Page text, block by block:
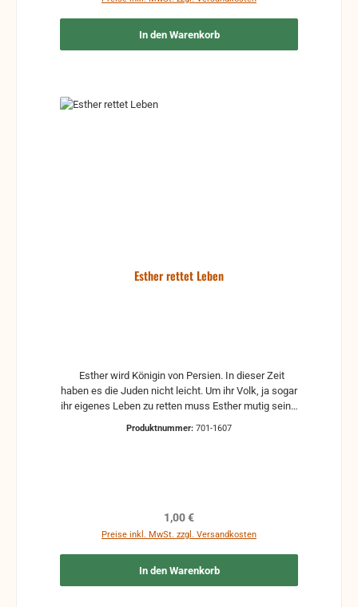
In den Warenkorb
Esther rettet Leben
haben es die Juden nicht leicht. Um ihr Volk, ja sogar
ihr eigenes Leben zu retten muss Esther mutig sein.
Das Heft Mini-Bibelgeschichten im Format 10x12 cm
einem glänzenden Lack überzogen, der sie schützt
und langlebig macht. Das Heft richtet sich an
Kinder, die von klein auf biblische Geschichten und
Personen kennenlernen sollen. Die farbenfrohen
Bilder bereichern die Erzählungen.
Produktnummer: 701-1607
Regulärer Preis:
1,00 €
Preise inkl. MwSt. zzgl. Versandkosten
In den Warenkorb